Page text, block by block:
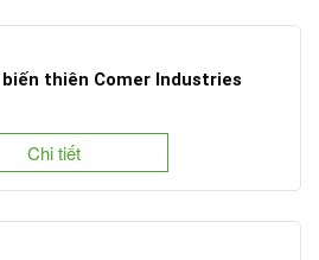
thiên Comer Industries
Chi tiết